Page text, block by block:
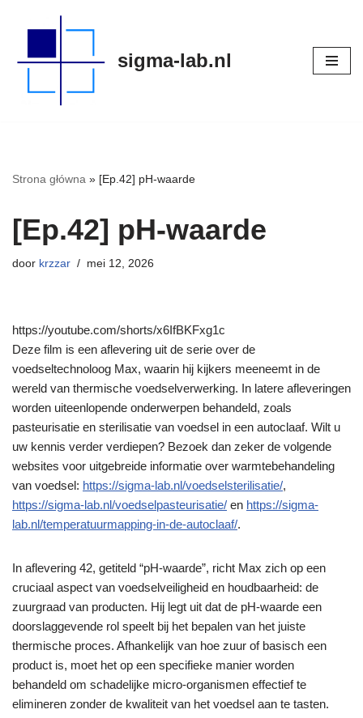
naar
sigma-lab.nl
Strona główna » [Ep.42] pH-waarde
[Ep.42] pH-waarde
door krzzar mei 12, 2026
https://youtube.com/shorts/x6IfBKFxg1c
Deze film is een aflevering uit de serie over de
voedseltechnoloog Max, waarin hij kijkers meeneemt in de
wereld van thermische voedselverwerking. In latere afleveringen
worden uiteenlopende onderwerpen behandeld, zoals
pasteurisatie en sterilisatie van voedsel in een autoclaaf. Wilt u
uw kennis verder verdiepen? Bezoek dan zeker de volgende
websites voor uitgebreide informatie over warmtebehandeling
van voedsel: https://sigma-lab.nl/voedselsterilisatie/,
https://sigma-lab.nl/voedselpasteurisatie/ en https://sigma-
lab.nl/temperatuurmapping-in-de-autoclaaf/.
In aflevering 42, getiteld “pH-waarde”, richt Max zich op een
cruciaal aspect van voedselveiligheid en houdbaarheid: de
zuurgraad van producten. Hij legt uit dat de pH-waarde een
doorslaggevende rol speelt bij het bepalen van het juiste
thermische proces. Afhankelijk van hoe zuur of basisch een
product is, moet het op een specifieke manier worden
behandeld om schadelijke micro-organismen effectief te
elimineren zonder de kwaliteit van het voedsel aan te tasten.